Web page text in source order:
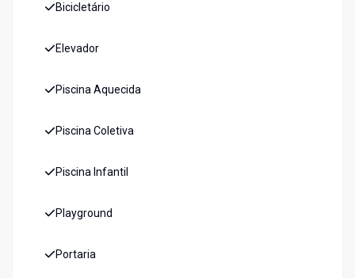
Bicicletário
Elevador
Piscina Aquecida
Piscina Coletiva
Piscina Infantil
Playground
Portaria